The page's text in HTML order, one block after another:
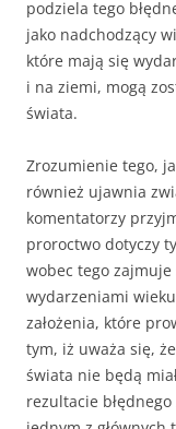
podziela tego
jako nadchodzący
które mają się
i na ziemi, mogą
świata.
Zrozumienie tego,
również ujawnia
komentatorzy
proroctwo dotyczy
wobec tego zajmuje
wydarzeniami
założenia, które
tym, iż uważa się,
świata nie będą
rezultacie